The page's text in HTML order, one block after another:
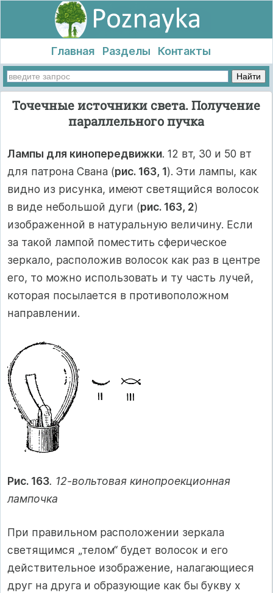
Главная Разделы Контакты
Точечные источники света. Получение
параллельного пучка
Лампы для кинопередвижки. 12 вт, 30 и 50 вт
для патрона Свана (рис. 163, 1). Эти лампы, как
видно из рисунка, имеют светящийся волосок
в виде небольшой дуги (рис. 163, 2)
изображенной в натуральную величину. Если
за такой лампой поместить сферическое
зеркало, расположив волосок как раз в центре
его, то можно использовать и ту часть лучей,
которая посылается в противоположном
направлении.
Рис. 163. 12-вольтовая кинопроекционная
лампочка
При правильном расположении зеркала
светящимся „телом“ будет волосок и его
действительное изображение, налагающиеся
друг на друга и образующие как бы букву х